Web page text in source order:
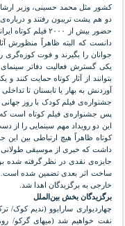
کشور مثل محمد حسینی، وزیر
دو هم پشت تریبون رفتند و
حضور بیش از ۲۰۰۰
دانست که البته ظاهراً منظورش
جوانان را بگیرند و فوت کوزه‌گری
یکی گسترش فعالیت دفاتر
بتوانند از آثار کوتاه حمایت
آوردنش به بهار یا تابستان تا
جشنواره‌ی فیلم کودک با روز جهانی
پس جشنواره‌ی فیلم کوتاه است که
این دو رویداد مهم سینمایی را از
کوتاه ظاهراً هیچ ارتباطی بین این
داشت که خبری از موسیقی طولانی و
جایزه‌ی نقدی در نظر گرفته شده
ساخت اثر بعدی تضمین شده
خارجی به برگزیدگان اهدا شد.
برگزیدگان بخش بین‌الملل
چهاردیواری سارایوو (ندیم کوک/
نفت خواهیم شد (میهای گرکو/